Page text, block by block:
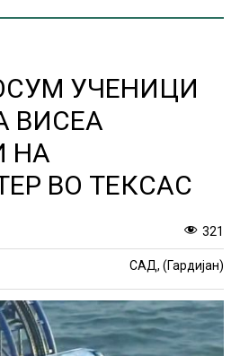
УЧЕНИЦИ
ВИСЕА
НА
ВО ТЕКСАС
321
САД, (Гардијан)